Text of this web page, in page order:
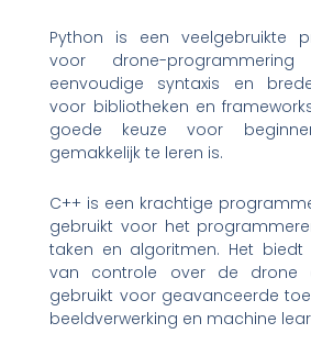
Python is een veelgebruikte
voor drone-
eenvoudige syntaxis en
voor bibliotheken en
goede keuze voor
gemakkelijk te leren is.
C++ is een krachtige
gebruikt voor het
taken en algoritmen. Het
van controle over de drone
gebruikt voor geavanceerde
beeldverwerking en machine